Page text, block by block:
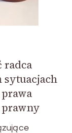
radca
sytuacjach